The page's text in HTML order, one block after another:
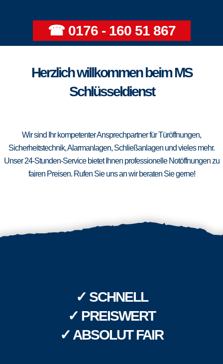
☎ 0176 - 160 51 867
Herzlich willkommen beim MS
Schlüsseldienst
Wir sind Ihr kompetenter Ansprechpartner für Türöffnungen,
Sicherheitstechnik, Alarmanlagen, Schließanlagen und vieles mehr.
Unser 24-Stunden-Service bietet Ihnen professionelle Notöffnungen zu
fairen Preisen. Rufen Sie uns an wir beraten Sie gerne!
✓ SCHNELL
✓ PREISWERT
✓ ABSOLUT FAIR